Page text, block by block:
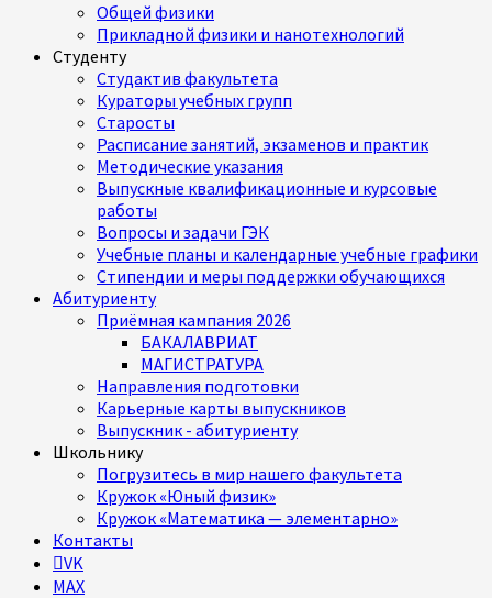
Общей физики
Прикладной физики и нанотехнологий
Студенту
Студактив факультета
Кураторы учебных групп
Старосты
Расписание занятий, экзаменов и практик
Методические указания
Выпускные квалификационные и курсовые
работы
Вопросы и задачи ГЭК
Учебные планы и календарные учебные графики
Стипендии и меры поддержки обучающихся
Абитуриенту
Приёмная кампания 2026
БАКАЛАВРИАТ
МАГИСТРАТУРА
Направления подготовки
Карьерные карты выпускников
Выпускник - абитуриенту
Школьнику
Погрузитесь в мир нашего факультета
Кружок «Юный физик»
Кружок «Математика — элементарно»
Контакты
VK
MAX